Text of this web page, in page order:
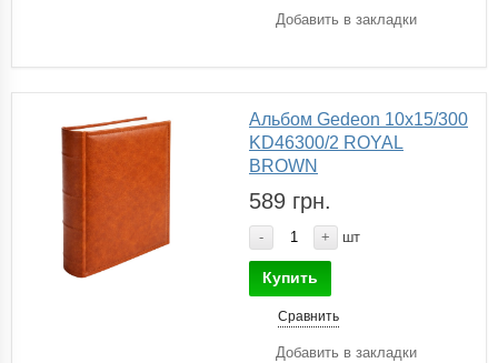
Добавить в закладки
Альбом Gedeon 10х15/300
KD46300/2 ROYAL
BROWN
589 грн.
- + шт
Купить
Сравнить
Добавить в закладки